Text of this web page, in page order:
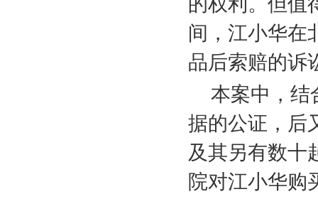
间，江小华在
品后索赔的诉
本案中，结
据的公证，后
及其另有数十
院对江小华购